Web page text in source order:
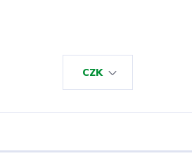
CZK